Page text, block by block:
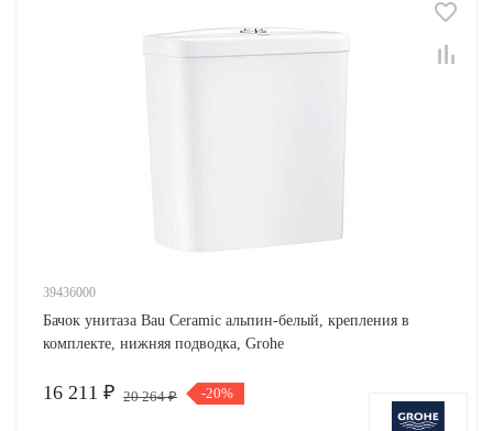
39436000
Бачок унитаза Bau Ceramic альпин-белый, крепления в
комплекте, нижняя подводка, Grohe
16 211 ₽ 20 264 ₽ -20%